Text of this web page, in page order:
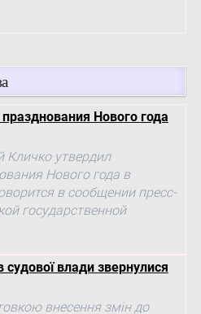
Нового года
утвердил
Нового года в
в сообщении пресс-
государственной
судової влади звернулися
внесення змін до